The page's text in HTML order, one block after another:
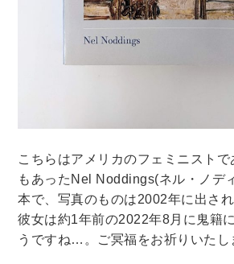
住まい・インテリア
占い
美容・着物・ファッション
他スポーツ
登山・ハイキング
資格検定・辞書辞典
公務員・教員採用試験
医療・
就職対策
英語学習
工学・
語学検定・通訳
語学辞典・辞
こちらはアメリカのフェミニスト
もあった Nel Noddings(ネル・ノデ
本で、写真のものは2002年に出され
彼女は約1年前の2022年8月に鬼籍
うですね…。ご冥福をお祈りいたし